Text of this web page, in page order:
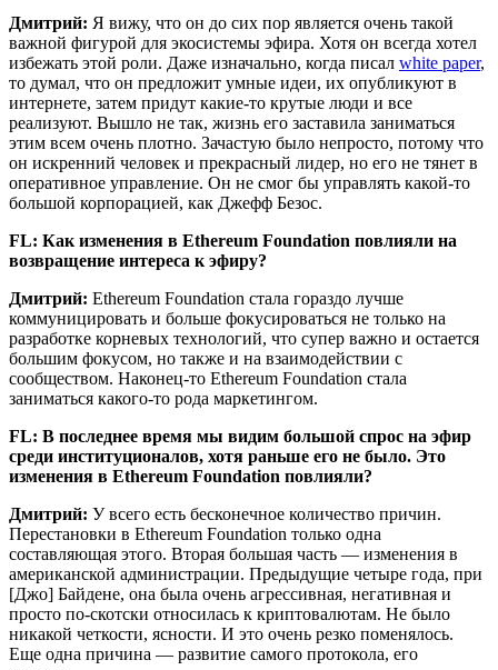
Дмитрий: Я вижу, что он до сих пор является очень такой
важной фигурой для экосистемы эфира. Хотя он всегда хотел
избежать этой роли. Даже изначально, когда писал white paper,
то думал, что он предложит умные идеи, их опубликуют в
интернете, затем придут какие-то крутые люди и все
реализуют. Вышло не так, жизнь его заставила заниматься
этим всем очень плотно. Зачастую было непросто, потому что
он искренний человек и прекрасный лидер, но его не тянет в
оперативное управление. Он не смог бы управлять какой-то
большой корпорацией, как Джефф Безос.
FL: Как изменения в Ethereum Foundation повлияли на
возвращение интереса к эфиру?
Дмитрий: Ethereum Foundation стала гораздо лучше
коммуницировать и больше фокусироваться не только на
разработке корневых технологий, что супер важно и остается
большим фокусом, но также и на взаимодействии с
сообществом. Наконец-то Ethereum Foundation стала
заниматься какого-то рода маркетингом.
FL: В последнее время мы видим большой спрос на эфир
среди институционалов, хотя раньше его не было. Это
изменения в Ethereum Foundation повлияли?
Дмитрий: У всего есть бесконечное количество причин.
Перестановки в Ethereum Foundation только одна
составляющая этого. Вторая большая часть — изменения в
американской администрации. Предыдущие четыре года, при
[Джо] Байдене, она была очень агрессивная, негативная и
просто по-скотски относилась к криптовалютам. Не было
никакой четкости, ясности. И это очень резко поменялось.
Еще одна причина — развитие самого протокола, его